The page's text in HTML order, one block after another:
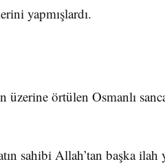
yapmışlardı.
örtülen Osmanlı
sahibi Allah’tan başka ilah